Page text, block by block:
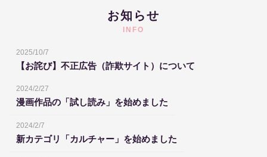
お知らせ
INFO
2025/10/7
【お詫び】不正広告（詐欺サイト）について
2024/2/27
漫画作品の「試し読み」を始めました
2024/2/7
新カテゴリ「カルチャー」を始めました